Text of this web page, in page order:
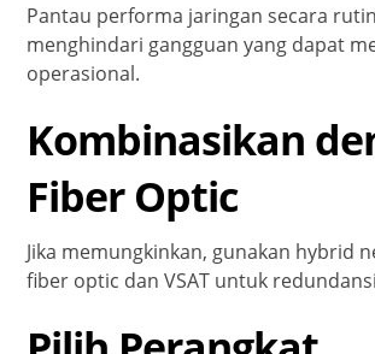
Pantau performa jaringan secara
menghindari gangguan yang dapat
operasional.
Kombinasikan
Fiber Optic
Jika memungkinkan, gunakan hybrid
fiber optic dan VSAT untuk